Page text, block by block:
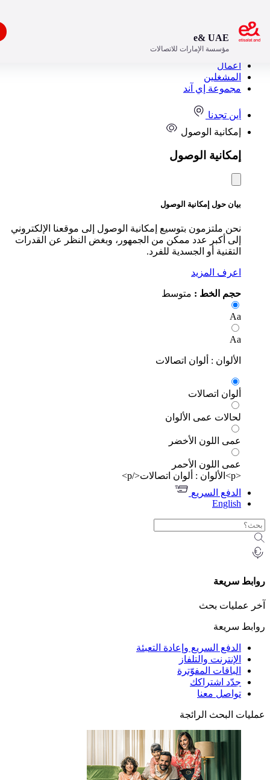
إي آند
تجدنا
الوصول
الوصول
حول إمكانية الوصول
ملتزمون بتوسيع إمكانية الوصول إلى موقعنا الإلكتروني
أكبر عدد ممكن من الجمهور، وبغض النظر عن القدرات
أو الجسدية للفرد.
المزيد
الخط :متوسط
: ألوان اتصالات
اتصالات
عمى الألوان
اللون الأخضر
اللون الأحمر
السريع
بحث
السريع وإعادة التعبئة
والتلفاز
المفوّترة
اشتراكك
معنا
الرائجة
e& UAE
مؤسسة الإمارات للاتصالات